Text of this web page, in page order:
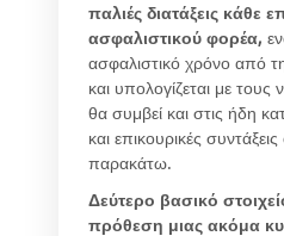
παλιές διατάξεις κάθε
ασφαλιστικού φορέα,
ασφαλιστικό χρόνο από
και υπολογίζεται με τους
θα συμβεί και στις ήδη
και επικουρικές
παρακάτω.
Δεύτερο βασικό
πρόθεση μιας ακόμα